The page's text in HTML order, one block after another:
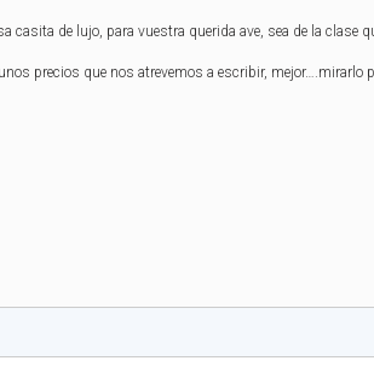
de lujo, para vuestra querida ave, sea de la clase
precios que nos atrevemos a escribir, mejor….mirarlo